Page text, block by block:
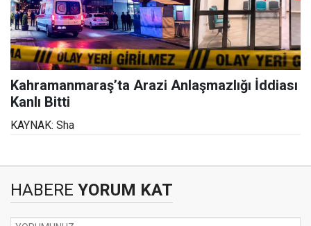
Kahramanmaraş’ta Arazi Anlaşmazlığı İddiası
Kanlı Bitti
KAYNAK: Sha
HABERE YORUM KAT